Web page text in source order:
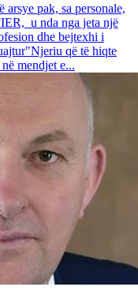
pak, sa personale,
u nda nga jeta një
dhe bejtexhi i
që të hiqte
mendjet e...